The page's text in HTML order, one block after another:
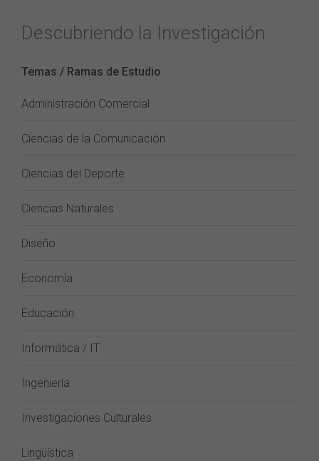
Descubriendo la Investigación
Temas / Ramas de Estudio
Administración Comercial
Ciencias de la Comunicación
Ciencias del Deporte
Ciencias Naturales
Diseño
Economía
Educación
Informática / IT
Ingeniería
Investigaciones Culturales
Lingüística